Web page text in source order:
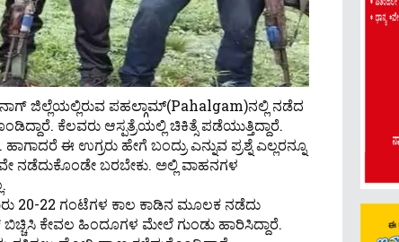
ಜಿಲ್ಲೆಯಲ್ಲಿರುವಪಹಲ್ಗಾಮ್(Pahalgam)​ನಲ್ಲಿ ನಡೆದ
ಕೆಲವರು ಆಸ್ಪತ್ರೆಯಲ್ಲಿ ಚಿಕಿತ್ಸೆ ಪಡೆಯುತ್ತಿದ್ದಾರೆ.
ಈ ಉಗ್ರರು ಹೇಗೆ ಬಂದ್ರು ಎನ್ನುವ ಪ್ರಶ್ನೆ ಎಲ್ಲರನ್ನೂ
ನಡೆದುಕೊಂಡೇ ಬರಬೇಕು. ಅಲ್ಲಿ ವಾಹನಗಳ
20-22 ಗಂಟೆಗಳ ಕಾಲ ಕಾಡಿನ ಮೂಲಕ ನಡೆದು
ಕೇವಲ ಹಿಂದೂಗಳ ಮೇಲೆ ಗುಂಡು ಹಾರಿಸಿದ್ದಾರೆ.